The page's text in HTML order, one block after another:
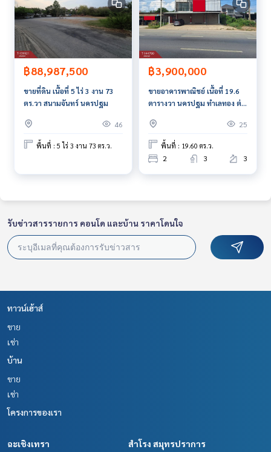
฿88,987,500
ขายที่ดิน เนื้อที่ 5 ไร่ 3 งาน 73
ตร.วา สนามจันทร์ นครปฐม
46
พื้นที่ : 5 ไร่ 3 งาน 73 ตร.ว.
฿3,900,000
ขายอาคารพาณิชย์ เนื้อที่ 19.6
ตารางวา นครปฐม ทำเลทอง ต่อ
25
พื้นที่ : 19.60 ตร.ว.
2 3 3
รับข่าวสารรายการ คอนโด และบ้าน ราคาโดนใจ
ทาวน์เฮ้าส์
ขาย
เช่า
บ้าน
ขาย
เช่า
โครงการของเรา
ฉะเชิงเทรา
สำโรง สมุทรปราการ